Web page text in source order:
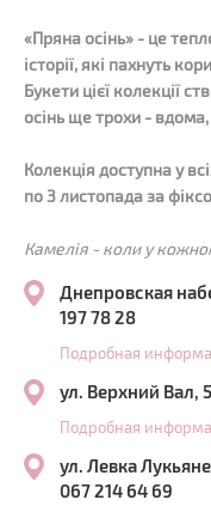
«Пряна осінь» - це
історії, які пахнуть
Букети цієї колекції
осінь ще трохи - вдома,
Колекція доступна у
по 3 листопада за
Камелія - коли у
Днепровская
197 78 28
Подробная
ул. Верхний Вал,
Подробная
ул. Левка
067 214 64 69